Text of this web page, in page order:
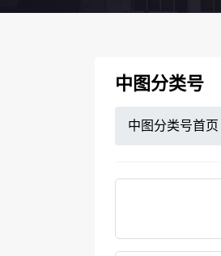
中图分类号
中图分类号首页